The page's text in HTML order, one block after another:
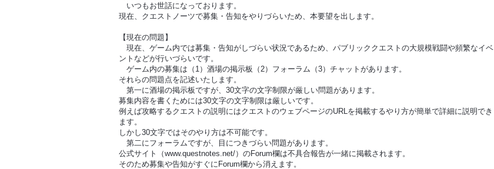
いつもお世話になっております。
現在、クエストノーツで募集・告知をやりづらいため、本要望を出します。
【現在の問題】
現在、ゲーム内では募集・告知がしづらい状況であるため、パブリッククエストの大規模戦闘や頻繁なイベ
ントなどが行いづらいです。
ゲーム内の募集は（1）酒場の掲示板（2）フォーラム（3）チャットがあります。
それらの問題点を記述いたします。
第一に酒場の掲示板ですが、30文字の文字制限が厳しい問題があります。
募集内容を書くためには30文字の文字制限は厳しいです。
例えば攻略するクエストの説明にはクエストのウェブページのURLを掲載するやり方が簡単で詳細に説明でき
ます。
しかし30文字ではそのやり方は不可能です。
第二にフォーラムですが、目につきづらい問題があります。
公式サイト（www.questnotes.net/）のForum欄は不具合報告が一緒に掲載されます。
そのため募集や告知がすぐにForum欄から消えます。